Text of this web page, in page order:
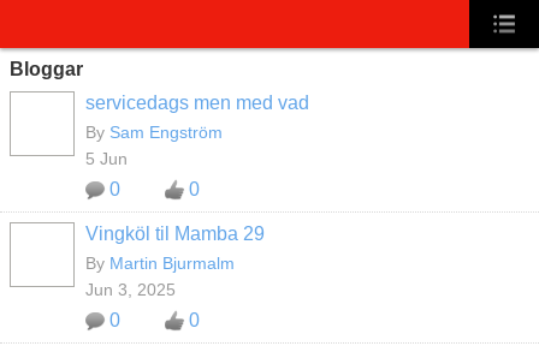
Bloggar
servicedags men med vad
By Sam Engström
5 Jun
0 0
Vingköl til Mamba 29
By Martin Bjurmalm
Jun 3, 2025
0 0